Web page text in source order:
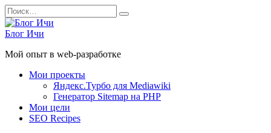
Перейти
к
содержанию
Search
for:
Блог Ичи
Мой опыт в web-разработке
Мои проекты
Яндекс.Турбо для Mediawiki
Генератор Sitemap на PHP
Мои цели
SEO Recipes